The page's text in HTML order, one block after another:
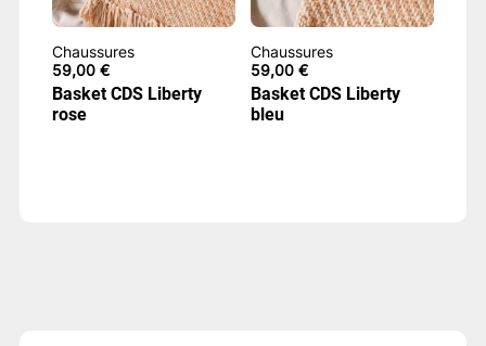
Chaussures
59,00 €
Basket CDS Liberty
rose
Chaussures
59,00€
Basket CDS Liberty
bleu